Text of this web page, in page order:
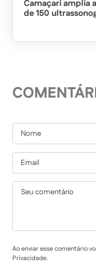
Camaçari amplia
de 150
Ao enviar esse comentário
Privacidade.